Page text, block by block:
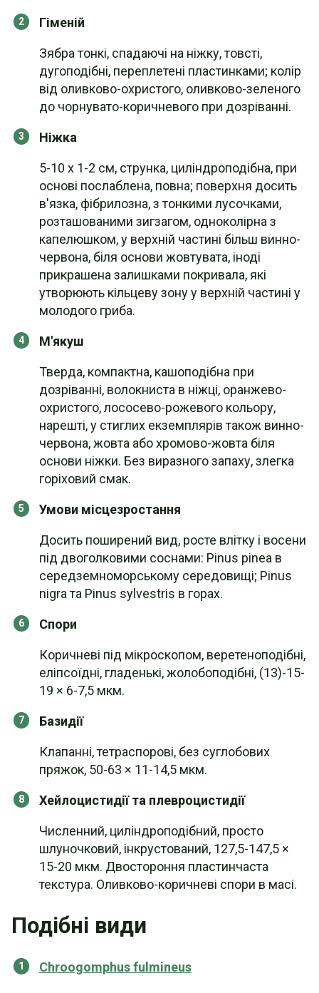
Гіменій
Зябра тонкі, спадаючі на ніжку, товсті,
дугоподібні, переплетені пластинками; колір
від оливково-охристого, оливково-зеленого
до чорнувато-коричневого при дозріванні.
Ніжка
5-10 х 1-2 см, струнка, циліндроподібна, при
основі послаблена, повна; поверхня досить
в'язка, фібрилозна, з тонкими лусочками,
розташованими зигзагом, одноколірна з
капелюшком, у верхній частині більш винно-
червона, біля основи жовтувата, іноді
прикрашена залишками покривала, які
утворюють кільцеву зону у верхній частині у
молодого гриба.
М'якуш
Тверда, компактна, кашоподібна при
дозріванні, волокниста в ніжці, оранжево-
охристого, лососево-рожевого кольору,
нарешті, у стиглих екземплярів також винно-
червона, жовта або хромово-жовта біля
основи ніжки. Без виразного запаху, злегка
горіховий смак.
Умови місцезростання
Досить поширений вид, росте влітку і восени
під двоголковими соснами: Pinus pinea в
середземноморському середовищі; Pinus
nigra та Pinus sylvestris в горах.
Спори
Коричневі під мікроскопом, веретеноподібні,
еліпсоїдні, гладенькі, жолобоподібні, (13)-15-
19 × 6-7,5 мкм.
Базидії
Клапанні, тетраспорові, без суглобових
пряжок, 50-63 × 11-14,5 мкм.
Хейлоцистидії та плевроцистидії
Численний, циліндроподібний, просто
шлуночковий, інкрустований, 127,5-147,5 ×
15-20 мкм. Двостороння пластинчаста
текстура. Оливково-коричневі спори в масі.
Подібні види
Chroogomphus fulmineus